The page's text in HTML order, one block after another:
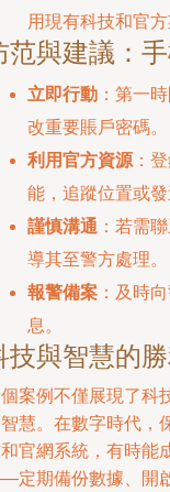
用現有科技和官
范與建議：
立即行動 ：第一
改重要賬戶密碼。
利用官方資源 ：
能，追蹤位置或發
謹慎溝通 ：若需
導其至警方處理。
報警備案 ：及時
息。
技與智慧的勝
案例不僅展現了科
慧。在數字時代，
官網系統，有時能
定期備份數據、開